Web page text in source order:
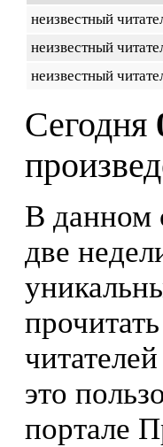
неизвестный
неизвестный
неизвестный
Сегодня
В данном
две
это
портале